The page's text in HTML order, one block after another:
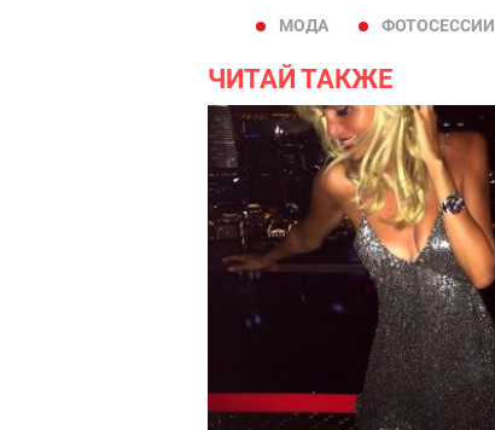
МОДА ФОТОСЕССИИ
ЧИТАЙ ТАКЖЕ